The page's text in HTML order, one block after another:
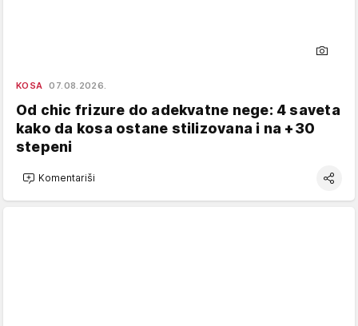
KOSA 07.08.2026.
Od chic frizure do adekvatne nege: 4 saveta
kako da kosa ostane stilizovana i na +30
stepeni
Komentariši